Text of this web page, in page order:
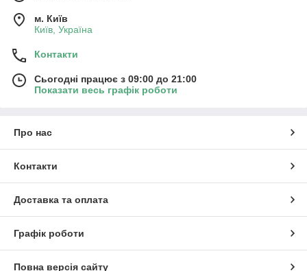
м. Київ
Київ, Україна
Контакти
Сьогодні працює з 09:00 до 21:00
Показати весь графік роботи
Про нас
Контакти
Доставка та оплата
Графік роботи
Повна версія сайту